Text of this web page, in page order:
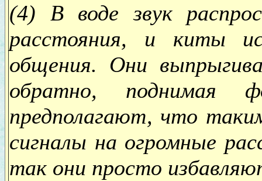
(4) В воде звук
расстояния, и киты
общения. Они
обратно, поднимая
предполагают, что
сигналы на огромные
так они просто